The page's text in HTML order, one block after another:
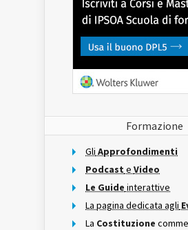
Formazione
Gli Approfondimenti
Podcast e Video
Le Guide interattive
La pagina dedicata agli
La Costituzione